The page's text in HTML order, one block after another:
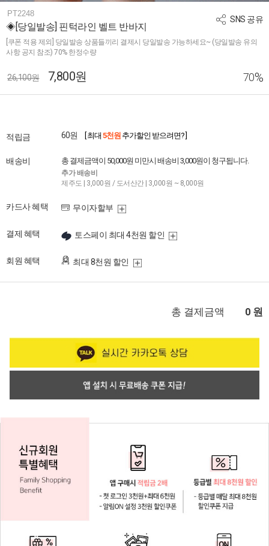
SNS 공유
PT2248
◈[당일발송] 핀턱라인 벨트 반바지
[쿠폰 적용 제외] 당일발송 상품들끼리 결제시 당일발송 가능하세요~ (당일발송 유의
사항 공지 참조) 70% 한정수량
26,100원 7,800원 70%
적립금 60원 [ 최대 5천원 추가할인 받으려면? ]
배송비 총 결제금액이 50,000원 미만시 배송비 3,000원이 청구됩니다.
추가 배송비
제주도 | 3,000원 / 도서산간 | 3,000원 ~ 8,000원
카드사 혜택 무이자할부
결제 혜택 토스페이 최대 4천원 할인
회원 혜택 최대 8천원 할인
총 결제금액 0 원